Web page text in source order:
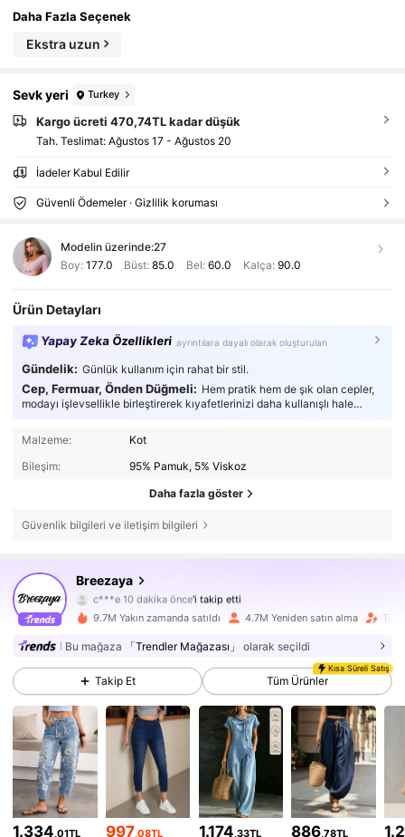
Daha Fazla Seçenek
Ekstra uzun
Sevk yeri Turkey
Kargo ücreti 470,74TL kadar düşük
Tah. Teslimat: Ağustos 17 - Ağustos 20
İadeler Kabul Edilir
Güvenli Ödemeler · Gizlilik koruması
Modelin üzerinde:27
Boy: 177.0 Büst:85.0 Bel: 60.0 Kalça: 90.0
Ürün Detayları
Yapay Zeka Özellikleri ayrıntılara dayalı olarak oluşturulan
Gündelik: Günlük kullanım için rahat bir stil.
Cep, Fermuar, Önden Düğmeli: Hem pratik hem de şık olan cepler,
modayı işlevsellikle birleştirerek kıyafetlerinizi daha kullanışlı hale
Malzeme:
Kot
Bileşim:
95% Pamuk, 5% Viskoz
Daha fazla göster
Güvenlik bilgileri ve iletişim bilgileri
Breezaya
4,78
616K Takipçiler
c***e 10 dakika önce'i takip etti
4,78 616K Takipçiler
4,78 616K Takipçiler
616K Takipçiler
4,78 616K Takipçiler
9.7M Yakın zamanda satıldı 4.7M Yeniden satın alma
Bu mağaza 「Trendler Mağazası」 olarak seçildi
Takip Et
Kısa Süreli Satış
Tüm Ürünler
1.334 ,01TL 997 ,08TL 1.174 ,33TL 886 ,78TL